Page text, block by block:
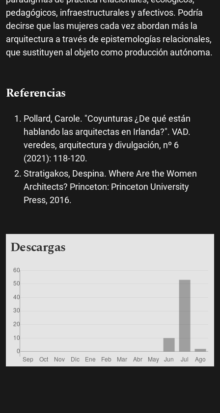
pedagógicos, infraestructurales y afectivos. Podría
decirse que las mujeres cada vez abordan más la
arquitectura a través de epistemologías relacionales,
que sustituyen al objeto como producción autónoma.
Referencias
Pollard, Carole. "Coyunturas ¿De qué están
hablando las arquitectas en Irlanda?". VAD.
veredes, arquitectura y divulgación, nº 6
(2021): 118-120.
Stratigakos, Despina. Where Are the Women
Architects? Princeton: Princeton University
Press, 2016.
Descargas